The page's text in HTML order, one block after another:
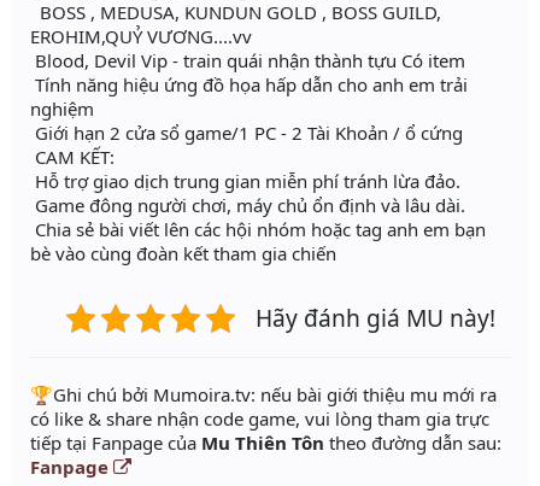
BOSS , MEDUSA, KUNDUN GOLD , BOSS GUILD,
EROHIM,QUỶ VƯƠNG....vv
Blood, Devil Vip - train quái nhận thành tựu Có item
Tính năng hiệu ứng đồ họa hấp dẫn cho anh em trải
nghiệm
Giới hạn 2 cửa sổ game/1 PC - 2 Tài Khoản / ổ cứng
CAM KẾT:
Hỗ trợ giao dịch trung gian miễn phí tránh lừa đảo.
Game đông người chơi, máy chủ ổn định và lâu dài.
Chia sẻ bài viết lên các hội nhóm hoặc tag anh em bạn
bè vào cùng đoàn kết tham gia chiến
Hãy đánh giá MU này!
️🏆Ghi chú bởi Mumoira.tv: nếu bài giới thiệu mu mới ra
có like & share nhận code game, vui lòng tham gia trực
tiếp tại Fanpage của Mu Thiên Tôn theo đường dẫn sau:
Fanpage